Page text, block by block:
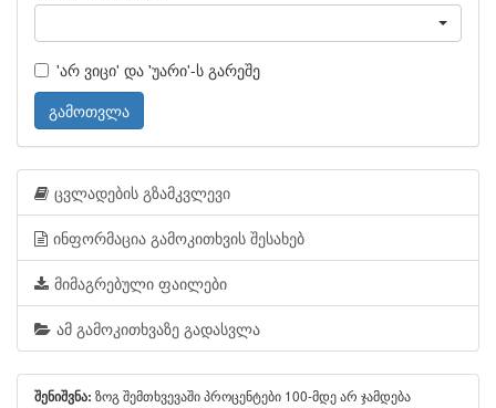
'არ ვიცი' და 'უარი'-ს გარეშე
გამოთვლა
ცვლადების გზამკვლევი
ინფორმაცია გამოკითხვის შესახებ
მიმაგრებული ფაილები
ამ გამოკითხვაზე გადასვლა
შენიშვნა: ზოგ შემთხვევაში პროცენტები 100-მდე არ ჯამდება